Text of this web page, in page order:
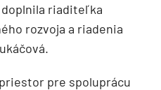
doplnila riaditeľka
rozvoja a riadenia
pre spoluprácu